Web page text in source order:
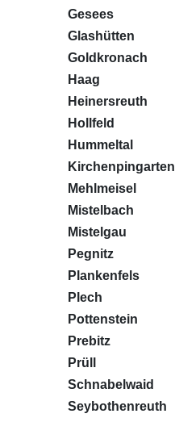
Gesees
Glashütten
Goldkronach
Haag
Heinersreuth
Hollfeld
Hummeltal
Kirchenpingarten
Mehlmeisel
Mistelbach
Mistelgau
Pegnitz
Plankenfels
Plech
Pottenstein
Prebitz
Prüll
Schnabelwaid
Seybothenreuth